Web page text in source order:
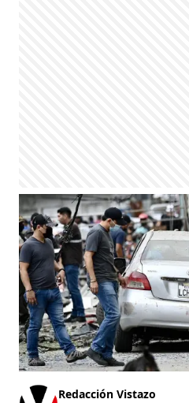
Redacción Vistazo